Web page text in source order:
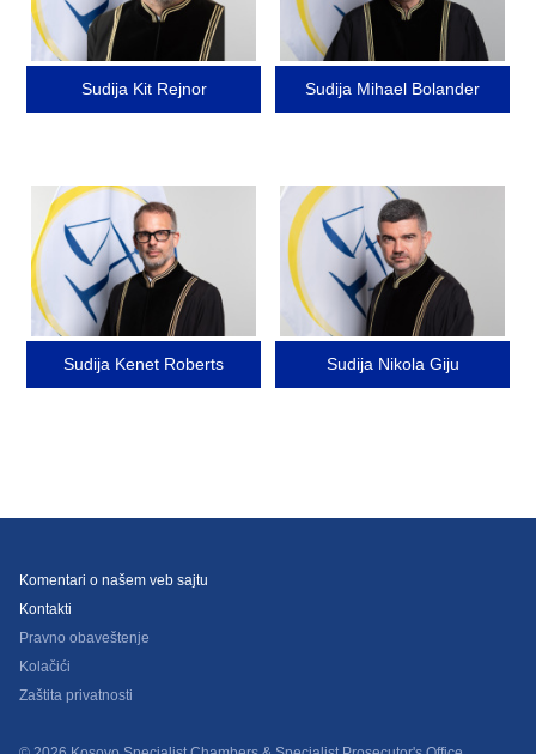
Sudija Kit Rejnor Sudija Mihael Bolander
Image
Sudija Kenet Roberts
Image
Sudija Nikola Giju
Komentari o našem veb sajtu
Kontakti
Pravno obaveštenje
Kolačići
Zaštita privatnosti